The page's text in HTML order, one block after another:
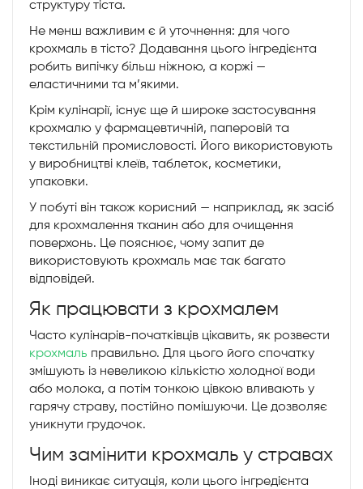
структуру тіста.
Не менш важливим є й уточнення: для чого
крохмаль в тісто? Додавання цього інгредієнта
робить випічку більш ніжною, а коржі —
еластичними та м’якими.
Крім кулінарії, існує ще й широке застосування
крохмалю у фармацевтичній, паперовій та
текстильній промисловості. Його використовують
у виробництві клеїв, таблеток, косметики,
упаковки.
У побуті він також корисний — наприклад, як засіб
для крохмалення тканин або для очищення
поверхонь. Це пояснює, чому запит де
використовують крохмаль має так багато
відповідей.
Як працювати з крохмалем
Часто кулінарів-початківців цікавить, як розвести
крохмаль правильно. Для цього його спочатку
змішують із невеликою кількістю холодної води
або молока, а потім тонкою цівкою вливають у
гарячу страву, постійно помішуючи. Це дозволяє
уникнути грудочок.
Чим замінити крохмаль у стравах
Іноді виникає ситуація, коли цього інгредієнта